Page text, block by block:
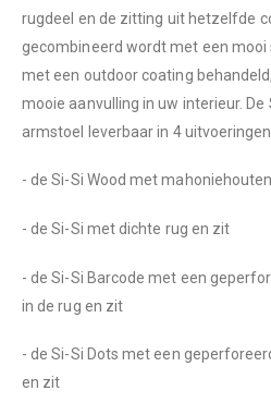
rugdeel en de zitting uit hetzelfde
gecombineerd wordt met een
met een outdoor coating
mooie aanvulling in uw interieur. De
armstoel leverbaar in 4
- de Si-Si Wood met
- de Si-Si met dichte rug en zit
- de Si-Si Barcode met een
in de rug en zit
- de Si-Si Dots met een
en zit